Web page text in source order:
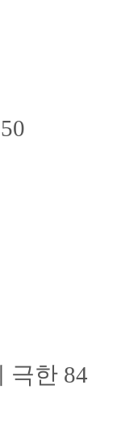
극한 84